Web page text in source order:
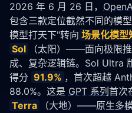
2026 年 6 月 26 日，
包含三款定位截然不同的模
模型打天下"转向 场景化模型
Sol
（太阳）——面向极限
成、复杂逻辑链。Sol Ultra
得分 91.9% ，首次超越
88.0%。这是 GPT 系列 首次
Terra
（大地）——原生多